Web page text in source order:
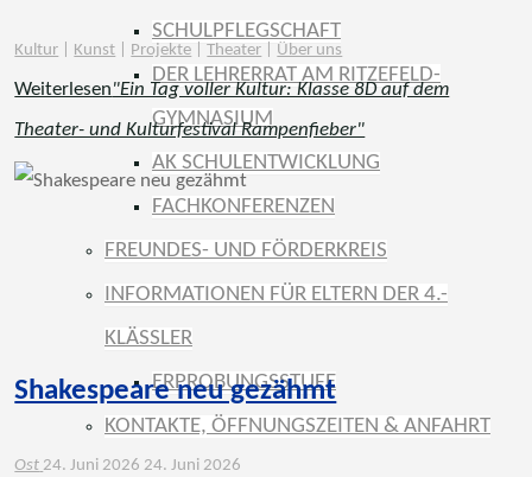
SCHULPFLEGSCHAFT
DER LEHRERRAT AM RITZEFELD-
GYMNASIUM
AK SCHULENTWICKLUNG
FACHKONFERENZEN
FREUNDES- UND FÖRDERKREIS
INFORMATIONEN FÜR ELTERN DER 4.-
KLÄSSLER
ERPROBUNGSSTUFE
KONTAKTE, ÖFFNUNGSZEITEN & ANFAHRT
Kultur Kunst Projekte Theater Über uns
Weiterlesen"Ein Tag voller Kultur: Klasse 8D auf dem
Theater- und Kulturfestival Rampenfieber"
Shakespeare neu gezähmt
Ost 24. Juni 2026 24. Juni 2026